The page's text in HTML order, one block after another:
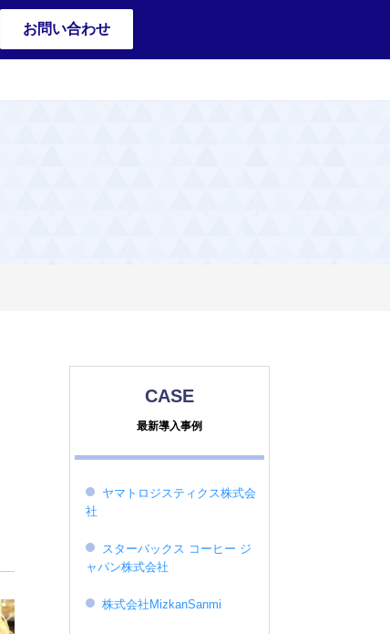
お問い合わせ
CASE
最新導入事例
ヤマトロジスティクス株式会
社
スターバックス コーヒー ジ
ャパン株式会社
株式会社MizkanSanmi